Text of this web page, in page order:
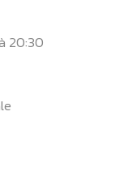
20:30